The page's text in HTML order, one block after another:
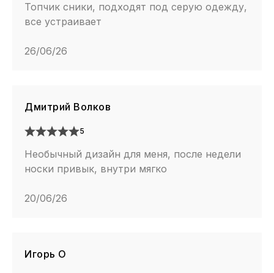
Топчик сники, подходят под серую одежду,
все устраивает
26/06/26
Дмитрий Волков
5
Необычный дизайн для меня, после недели
носки привык, внутри мягко
20/06/26
Игорь О